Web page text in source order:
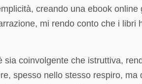
creando una ebook online
mi rendo conto che i libri
sia coinvolgente che istruttiva,
spesso nello stesso respiro, ma